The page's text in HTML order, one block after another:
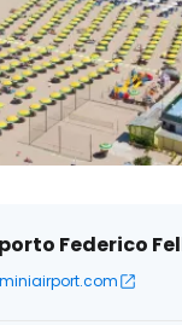
Federico